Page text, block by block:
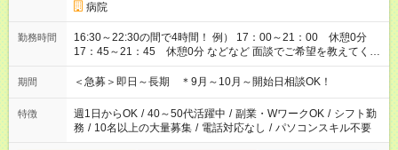
病院
勤務時間
16:30～22:30の間で4時間！ 例） 17：00～21：00 休憩0分
17：45～21：45 休憩0分 などなど 面談でご希望を教えてくだ
さい！
期間 ＜急募＞即日～長期 ＊9月～10月～開始日相談OK！
特徴 週1日からOK / 40～50代活躍中 / 副業・WワークOK / シフト勤
務 / 10名以上の大量募集 / 電話対応なし / パソコンスキル不要